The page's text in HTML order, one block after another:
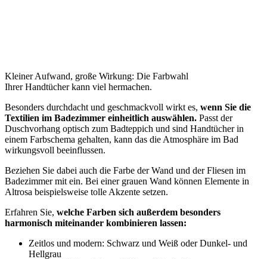
Kleiner Aufwand, große Wirkung: Die Farbwahl
Ihrer Handtücher kann viel hermachen.
Besonders durchdacht und geschmackvoll wirkt es, wenn Sie die
Textilien im Badezimmer einheitlich auswählen. Passt der
Duschvorhang optisch zum Badteppich und sind Handtücher in
einem Farbschema gehalten, kann das die Atmosphäre im Bad
wirkungsvoll beeinflussen.
Beziehen Sie dabei auch die Farbe der Wand und der Fliesen im
Badezimmer mit ein. Bei einer grauen Wand können Elemente in
Altrosa beispielsweise tolle Akzente setzen.
Erfahren Sie, welche Farben sich außerdem besonders
harmonisch miteinander kombinieren lassen:
Zeitlos und modern: Schwarz und Weiß oder Dunkel- und
Hellgrau